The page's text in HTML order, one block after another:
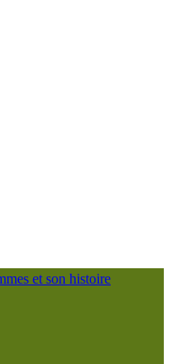
et son histoire